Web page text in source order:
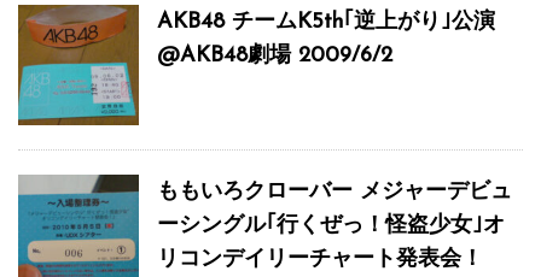
AKB48 チームK5th｢逆上がり｣公演
@AKB48劇場 2009/6/2
ももいろクローバー メジャーデビュ
ーシングル｢行くぜっ！怪盗少女｣オ
リコンデイリーチャート発表会！